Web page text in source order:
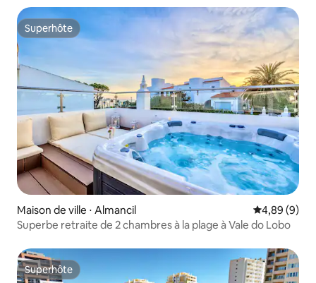
Superhôte
Superhôte
Maison de ville ⋅ Almancil Évaluation
4,89 (9)
Superbe retraite de 2 chambres à la plage à Vale do Lobo
Superhôte
Superhôte